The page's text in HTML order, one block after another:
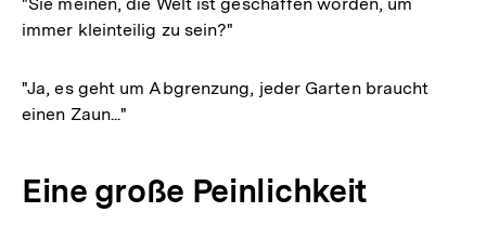
immer kleinteilig zu sein?"
"Ja, es geht um Abgrenzung, jeder Garten braucht
einen Zaun..."
Eine große Peinlichkeit